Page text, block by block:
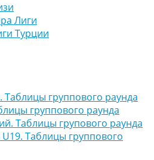
Лиги
Турции
группового раунда
группового раунда
Таблицы групового раунда
Таблицы группового